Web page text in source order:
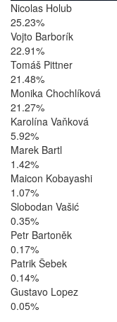
Nicolas Holub
25.23%
Vojto Barborík
22.91%
Tomáš Pittner
21.48%
Monika Chochlíková
21.27%
Karolína Vaňková
5.92%
Marek Bartl
1.42%
Maicon Kobayashi
1.07%
Slobodan Vašić
0.35%
Petr Bartoněk
0.17%
Patrik Šebek
0.14%
Gustavo Lopez
0.05%